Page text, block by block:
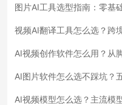
图片AI工具选型指南：零基
视频AI翻译工具怎么选？跨
AI视频创作软件怎么用？从
AI图片软件怎么选不踩坑？
AI视频模型怎么选？主流模